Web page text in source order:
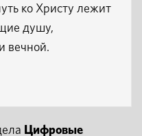
ко Христу лежит
душу,
вечной.
Цифровые